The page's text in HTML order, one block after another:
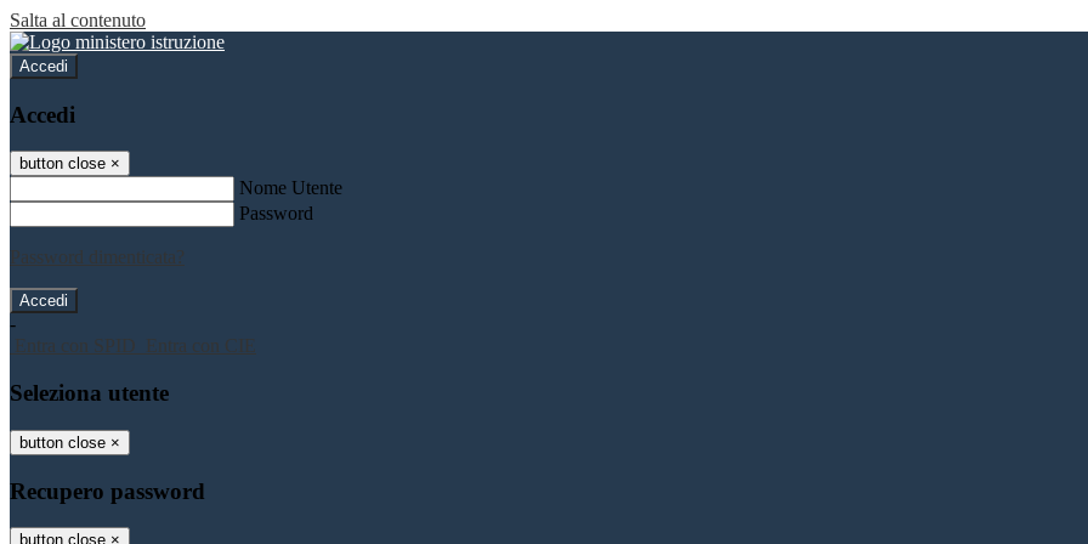
Salta al contenuto
Accedi
Accedi
button close ×
Nome Utente
Password
Password dimenticata?
-
Entra con SPID
Entra con CIE
Seleziona utente
button close ×
Recupero password
button close ×